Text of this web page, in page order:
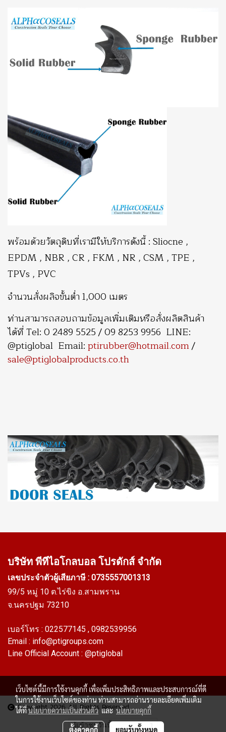
พร้อมด้วยวัตถุดิบที่เรามีให้บริการดังนี้ : Sliocne ,
EPDM , NBR , CR , FKM , NR , CSM , TPE ,
TPVs , PVC
จำนวนสั่งผลิจขั้นต่ำ 1,000 เมตร
ท่านสามารถสอบถามข้อมูลเพิ่มเติมหรือสั่งผลิตสินค้า
ได้ที่ Tel: 0 2489 5525 / 09 8253 9956 LINE:
@ptiglobal Email: ptirubber@hotmail.com/
sale@ptiglobalproducts.co.th
บริษัท พีทีไอโกลบอล โปรดักส์ จำกัด
เลขประจำตัวผู้เสียภาษี : 0735557001313
99/5 หมู่ 10 ต.ไร่ขิง อ.สามพราน
จ.นครปฐม 73210
เบอร์โทร : 022577145 , 0982539956
Email : info@ptigroups.com
Line Official Account : @ptiglobal
Copyright 2026 All Rights Reserved
ผู้เข้าชมวันนี้ 1
เว็บไซต์นี้มีการใช้งานคุกกี้ เพื่อเพิ่มประสิทธิภาพและประสบการณ์ที่ดี
ในการใช้งานเว็บไซต์ของท่าน ท่านสามารถอ่านรายละเอียดเพิ่มเติม
ได้ที่นโยบายความเป็นส่วนตัวและนโยบายคุกกี้
ตั้งค่าคุกกี้ ยอมรับทั้งหมด